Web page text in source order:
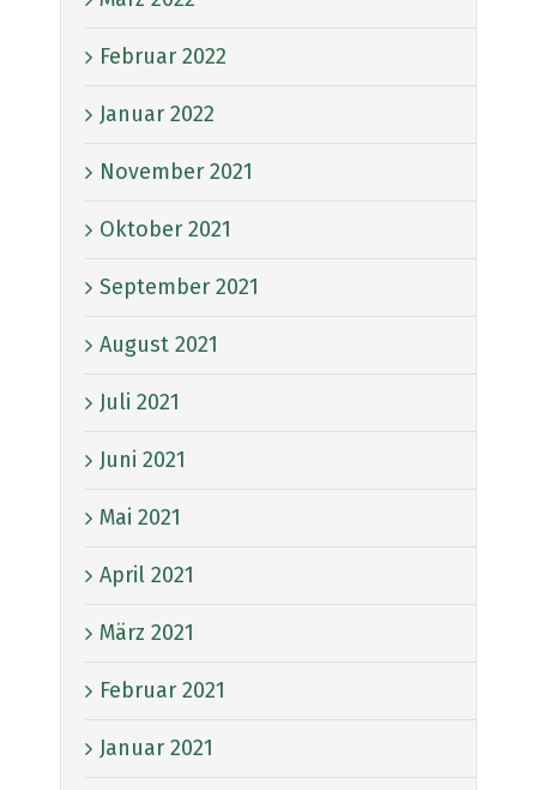
Februar 2022
Januar 2022
November 2021
Oktober 2021
September 2021
August 2021
Juli 2021
Juni 2021
Mai 2021
April 2021
März 2021
Februar 2021
Januar 2021